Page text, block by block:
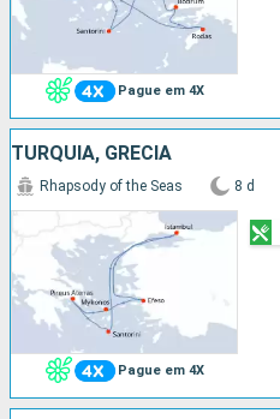
Pague em 4X
TURQUIA, GRÉCIA
Pague em 4X
Rhapsody of the Seas 8 d